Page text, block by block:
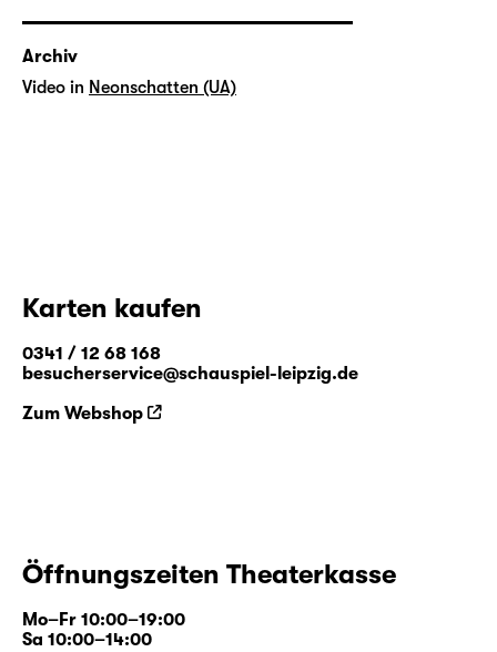
Archiv
Video in Neonschatten (UA)
Karten kaufen
0341 / 12 68 168
besucherservice@schauspiel-leipzig.de
Zum Webshop
Öffnungszeiten Theaterkasse
Mo–Fr 10:00–19:00
Sa 10:00–14:00